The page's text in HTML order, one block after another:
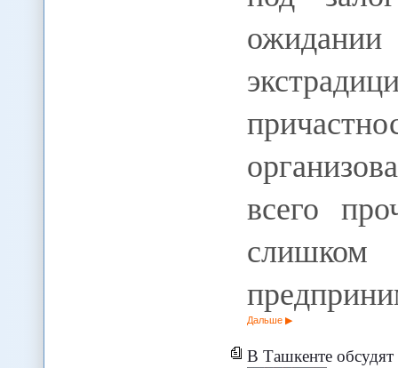
всего
Дальше
В Ташкенте обсудят вопросы